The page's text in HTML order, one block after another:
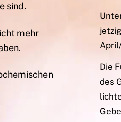
sind.
mehr
Die
des